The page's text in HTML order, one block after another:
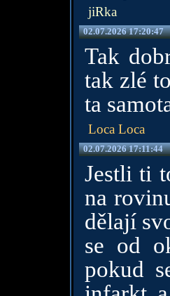
jiRka
02.07.2026 17:20:47
Tak
tak zlé
ta
Loca Loca
02.07.2026 17:11:44
Jestli ti
na
dělají
se od
pokud